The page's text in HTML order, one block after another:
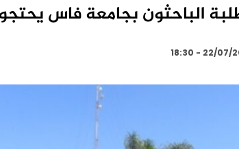
الباحثون بجامعة فاس
22/07/2022